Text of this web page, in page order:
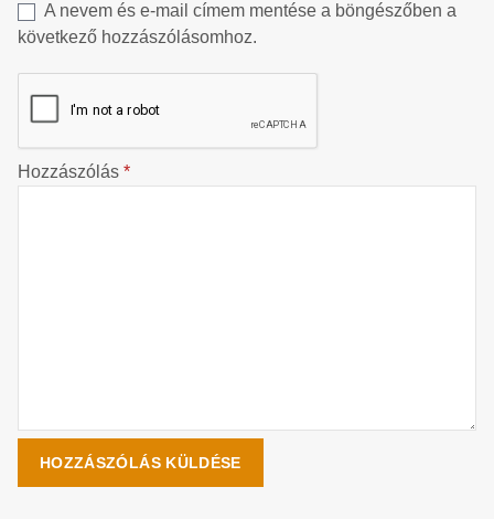
A nevem és e-mail címem mentése a böngészőben a
következő hozzászólásomhoz.
Hozzászólás *